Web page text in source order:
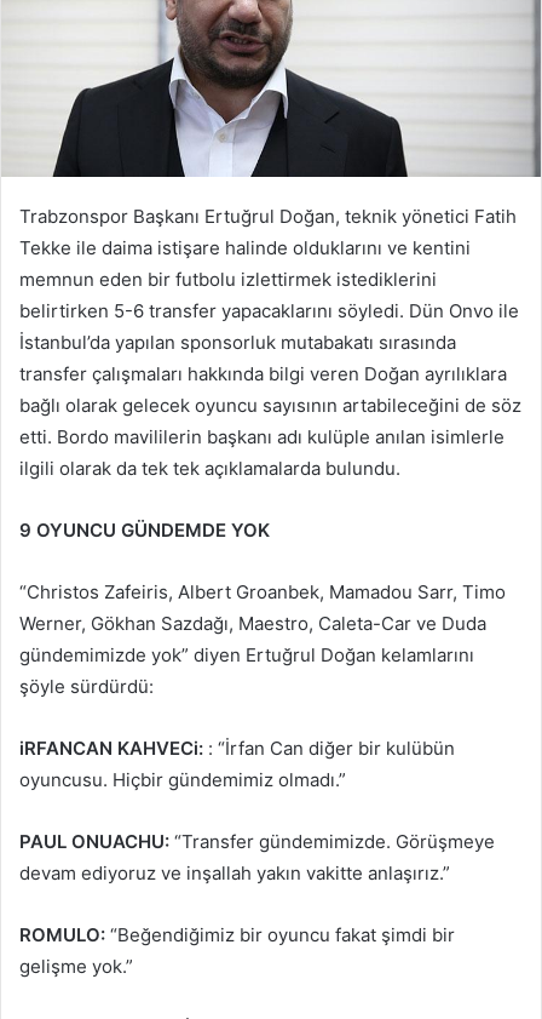
Trabzonspor Başkanı Ertuğrul Doğan, teknik yönetici Fatih
Tekke ile daima istişare halinde olduklarını ve kentini
memnun eden bir futbolu izlettirmek istediklerini
belirtirken 5-6 transfer yapacaklarını söyledi. Dün Onvo ile
İstanbul’da yapılan sponsorluk mutabakatı sırasında
transfer çalışmaları hakkında bilgi veren Doğan ayrılıklara
bağlı olarak gelecek oyuncu sayısının artabileceğini de söz
etti. Bordo mavililerin başkanı adı kulüple anılan isimlerle
ilgili olarak da tek tek açıklamalarda bulundu.
9 OYUNCU GÜNDEMDE YOK
“Christos Zafeiris, Albert Groanbek, Mamadou Sarr, Timo
Werner, Gökhan Sazdağı, Maestro, Caleta-Car ve Duda
gündemimizde yok” diyen Ertuğrul Doğan kelamlarını
şöyle sürdürdü:
iRFANCAN KAHVECi: : “İrfan Can diğer bir kulübün
oyuncusu. Hiçbir gündemimiz olmadı.”
PAUL ONUACHU: “Transfer gündemimizde. Görüşmeye
devam ediyoruz ve inşallah yakın vakitte anlaşırız.”
ROMULO: “Beğendiğimiz bir oyuncu fakat şimdi bir
gelişme yok.”